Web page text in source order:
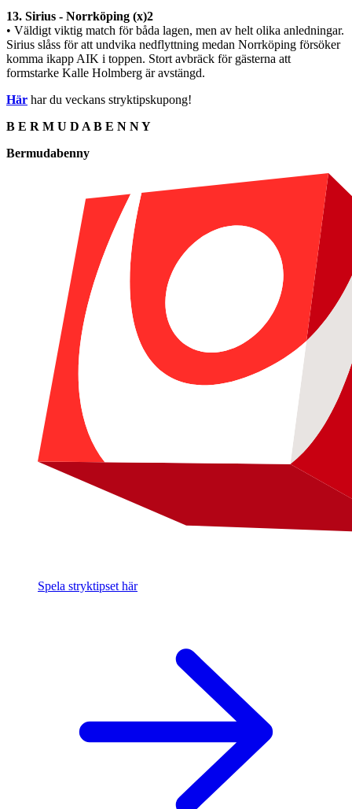
13. Sirius - Norrköping (x)2
• Väldigt viktig match för båda lagen, men av helt olika anledningar.
Sirius slåss för att undvika nedflyttning medan Norrköping försöker
komma ikapp AIK i toppen. Stort avbräck för gästerna att
formstarke Kalle Holmberg är avstängd.
Här har du veckans stryktipskupong!
B E R M U D A B E N N Y
Bermudabenny
Spela stryktipset här